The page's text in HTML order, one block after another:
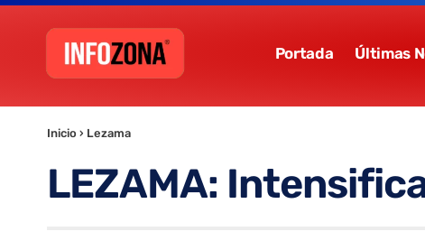
Portada Últimas
Inicio › Lezama
LEZAMA: